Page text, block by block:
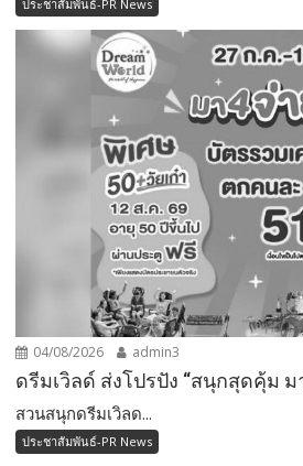
ประชาสัมพันธ์-PR News
04/08/2026 admin3
ดรีมเวิลด์ ส่งโปรปัง “สนุกสุดคุ้ม ม
สวนสนุกดรีมเวิลด...
ประชาสัมพันธ์-PR News